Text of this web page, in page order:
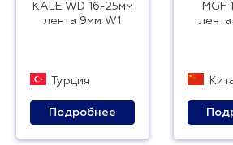
KALE WD 16-25мм
лента 9мм W1
Турция
Подробнее
MGF